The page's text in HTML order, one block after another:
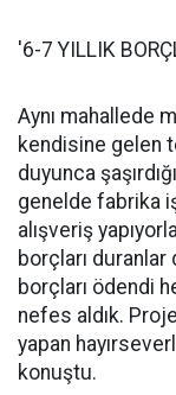
'6-7 YILLIK
Aynı mahallede
kendisine gelen
duyunca
genelde fabrika
alışveriş
borçları duranlar
borçları ödendi
nefes aldık.
yapan
konuştu.